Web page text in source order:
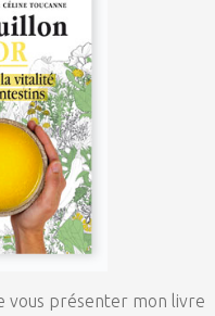
vous présenter mon livre